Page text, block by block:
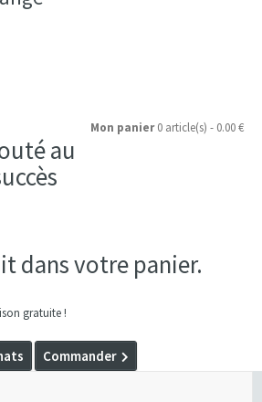
Mon panier 0 article(s) - 0.00 €
au
dans votre panier.
gratuite !
Commander